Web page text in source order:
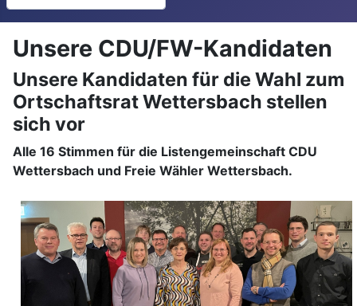
Unsere CDU/FW-Kandidaten
Unsere Kandidaten für die Wahl zum
Ortschaftsrat Wettersbach stellen
sich vor
Alle 16 Stimmen für die Listengemeinschaft CDU
Wettersbach und Freie Wähler Wettersbach.